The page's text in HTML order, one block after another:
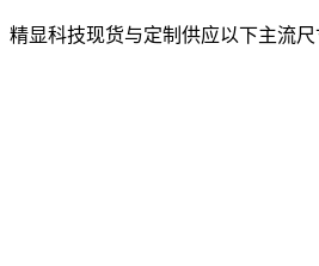
精显科技现货与定制供应以下主流尺